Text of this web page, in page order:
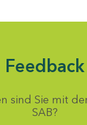
Feedback
sind Sie mit
SAB?